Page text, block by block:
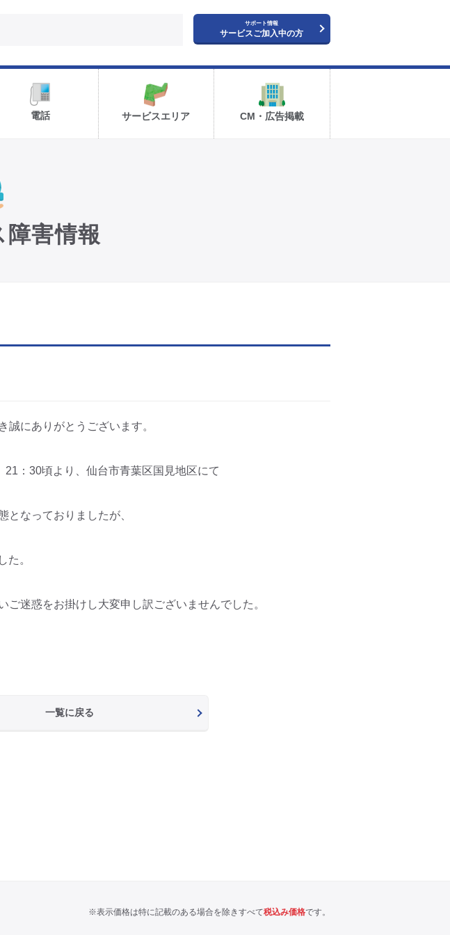
サポート情報
サービスご加入中の方
電話 サービスエリア CM・広告掲載
害情報
誠にありがとうございます。
：30頃より、仙台市青葉区国見地区にて
となっておりましたが、
た。
ご迷惑をお掛けし大変申し訳ございませんでした。
一覧に戻る
※表示価格は特に記載のある場合を除きすべて税込み価格です。